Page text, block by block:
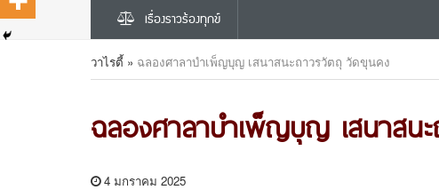
เรื่องราวร้องทุกข์
วาไรตี้ » ฉลองศาลาบำเพ็ญบุญ เสนาสนะถาวรวัตถุ วัดขุนคง
ฉลองศาลาบำเพ็ญบุญ เสนาสน
4 มกราคม 2025